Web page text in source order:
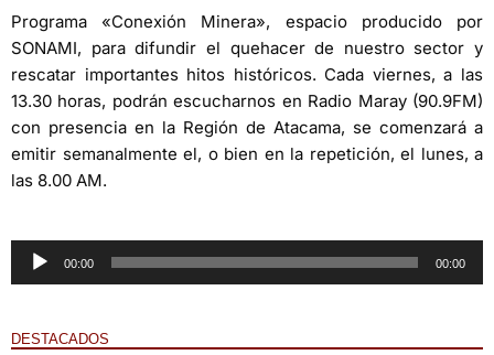
Programa «Conexión Minera», espacio producido por
SONAMI, para difundir el quehacer de nuestro sector y
rescatar importantes hitos históricos. Cada viernes, a las
13.30 horas, podrán escucharnos en Radio Maray (90.9FM)
con presencia en la Región de Atacama, se comenzará a
emitir semanalmente el, o bien en la repetición, el lunes, a
las 8.00 AM.
Reproductor
00:00 00:00
DESTACADOS